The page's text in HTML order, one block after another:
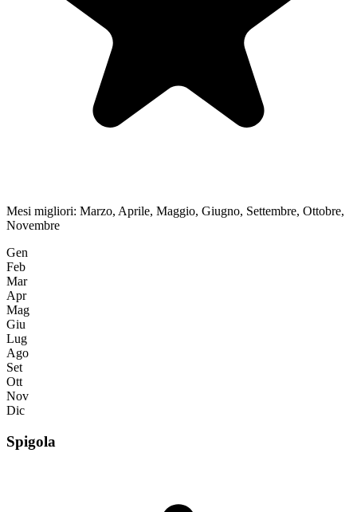
Mesi migliori: Marzo, Aprile, Maggio, Giugno, Settembre, Ottobre,
Novembre
Gen
Feb
Mar
Apr
Mag
Giu
Lug
Ago
Set
Ott
Nov
Dic
Spigola